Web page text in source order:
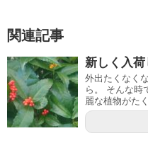
関連記事
新しく入荷
外出たくなく
ら。 そんな時
麗な植物がた